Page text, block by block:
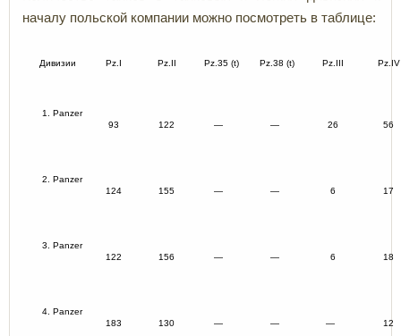
началу польской компании можно посмотреть в таблице:
Дивизии Pz.I Pz.II Pz.35 (t) Pz.38 (t) Pz.III Pz.IV
1. Panzer
93
122 — — 26 56
2. Panzer
124
155 — — 6 17
3. Panzer
122
156 — — 6 18
4. Panzer
183
130 — — — 12